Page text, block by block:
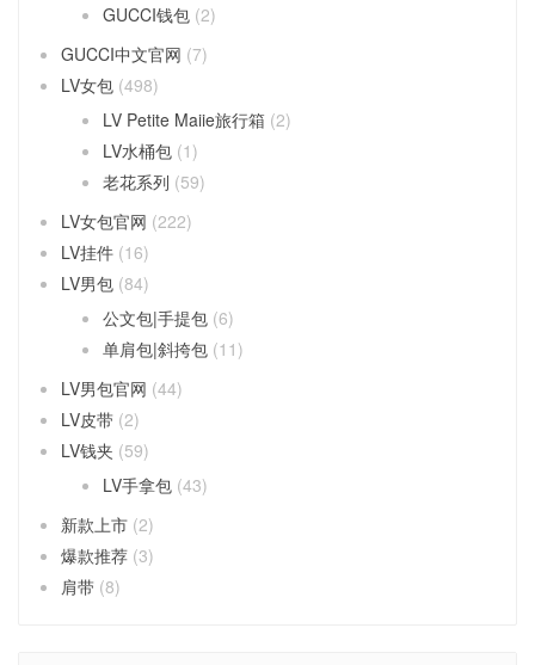
GUCCI钱包 (2)
GUCCI中文官网 (7)
LV女包 (498)
LV Petite Maiie旅行箱 (2)
LV水桶包 (1)
老花系列 (59)
LV女包官网 (222)
LV挂件 (16)
LV男包 (84)
公文包|手提包 (6)
单肩包|斜挎包 (11)
LV男包官网 (44)
LV皮带 (2)
LV钱夹 (59)
LV手拿包 (43)
新款上市 (2)
爆款推荐 (3)
肩带 (8)